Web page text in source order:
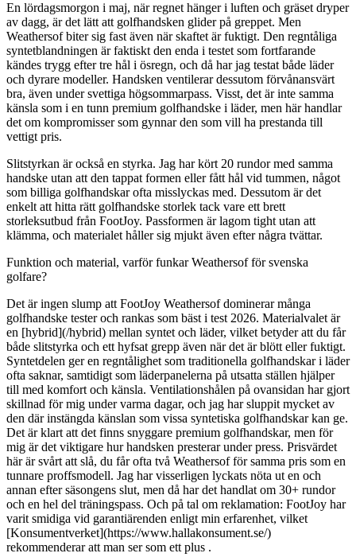
En lördagsmorgon i maj, när regnet hänger i luften och gräset dryper
av dagg, är det lätt att golfhandsken glider på greppet. Men
Weathersof biter sig fast även när skaftet är fuktigt. Den regntåliga
syntetblandningen är faktiskt den enda i testet som fortfarande
kändes trygg efter tre hål i ösregn, och då har jag testat både läder
och dyrare modeller. Handsken ventilerar dessutom förvånansvärt
bra, även under svettiga högsommarpass. Visst, det är inte samma
känsla som i en tunn premium golfhandske i läder, men här handlar
det om kompromisser som gynnar den som vill ha prestanda till
vettigt pris.
Slitstyrkan är också en styrka. Jag har kört 20 rundor med samma
handske utan att den tappat formen eller fått hål vid tummen, något
som billiga golfhandskar ofta misslyckas med. Dessutom är det
enkelt att hitta rätt golfhandske storlek tack vare ett brett
storleksutbud från FootJoy. Passformen är lagom tight utan att
klämma, och materialet håller sig mjukt även efter några tvättar.
Funktion och material, varför funkar Weathersof för svenska
golfare?
Det är ingen slump att FootJoy Weathersof dominerar många
golfhandske tester och rankas som bäst i test 2026. Materialvalet är
en [hybrid](/hybrid) mellan syntet och läder, vilket betyder att du får
både slitstyrka och ett hyfsat grepp även när det är blött eller fuktigt.
Syntetdelen ger en regntålighet som traditionella golfhandskar i läder
ofta saknar, samtidigt som läderpanelerna på utsatta ställen hjälper
till med komfort och känsla. Ventilationshålen på ovansidan har gjort
skillnad för mig under varma dagar, och jag har sluppit mycket av
den där instängda känslan som vissa syntetiska golfhandskar kan ge.
Det är klart att det finns snyggare premium golfhandskar, men för
mig är det viktigare hur handsken presterar under press. Prisvärdet
här är svårt att slå, du får ofta två Weathersof för samma pris som en
tunnare proffsmodell. Jag har visserligen lyckats nöta ut en och
annan efter säsongens slut, men då har det handlat om 30+ rundor
och en hel del träningspass. Och på tal om reklamation: FootJoy har
varit smidiga vid garantiärenden enligt min erfarenhet, vilket
[Konsumentverket](https://www.hallakonsument.se/)
rekommenderar att man ser som ett plus .